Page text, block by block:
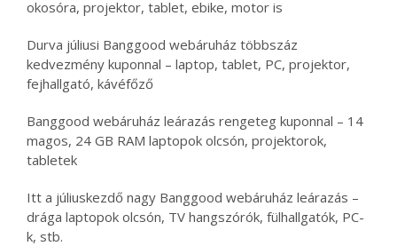
okosóra, projektor, tablet, ebike, motor is
Durva júliusi Banggood webáruház többszáz
kedvezmény kuponnal – laptop, tablet, PC, projektor,
fejhallgató, kávéfőző
Banggood webáruház leárazás rengeteg kuponnal – 14
magos, 24 GB RAM laptopok olcsón, projektorok,
tabletek
Itt a júliuskezdő nagy Banggood webáruház leárazás –
drága laptopok olcsón, TV hangszórók, fülhallgatók, PC-
k, stb.